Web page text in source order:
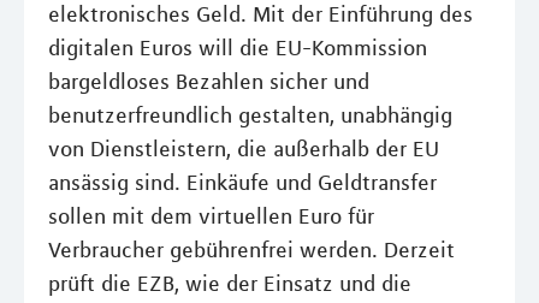
elektronisches Geld. Mit der Einführung des
digitalen Euros will die EU-Kommission
bargeldloses Bezahlen sicher und
benutzerfreundlich gestalten, unabhängig
von Dienstleistern, die außerhalb der EU
ansässig sind. Einkäufe und Geldtransfer
sollen mit dem virtuellen Euro für
Verbraucher gebührenfrei werden. Derzeit
prüft die EZB, wie der Einsatz und die